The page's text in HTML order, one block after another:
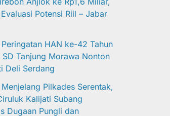
Potensi Riil – Jabar
Peringatan HAN ke-42 Tahun
Tanjung Morawa Nonton
Deli Serdang
Menjelang Pilkades Serentak,
Kalijati Subang
Dugaan Pungli dan